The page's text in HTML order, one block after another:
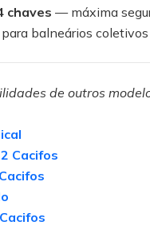
chaves — máxima
balneários
de outros
Cacifos